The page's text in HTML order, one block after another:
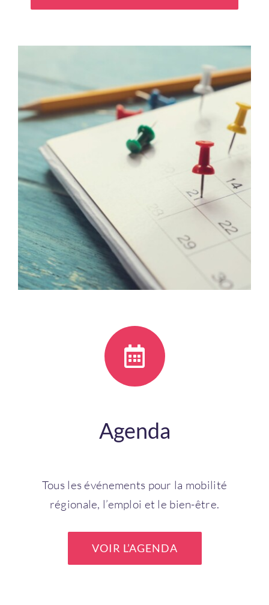
Agenda
Tous les événements pour la mobilité
régionale, l’emploi et le bien-être.
VOIR L’AGENDA